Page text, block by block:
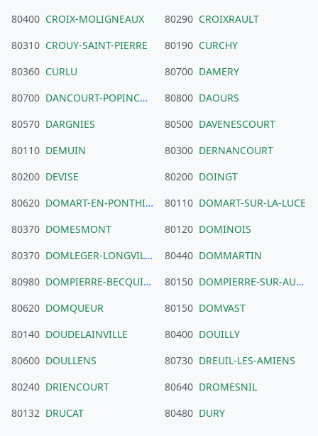
80400 CROIX-MOLIGNEAUX 80290 CROIXRAULT
80310 CROUY-SAINT-PIERRE 80190 CURCHY
80360 CURLU 80700 DAMERY
80700 DANCOURT-POPINCOURT 80800 DAOURS
80570 DARGNIES 80500 DAVENESCOURT
80110 DEMUIN 80300 DERNANCOURT
80200 DEVISE 80200 DOINGT
80620 DOMART-EN-PONTHIEU 80110 DOMART-SUR-LA-LUCE
80370 DOMESMONT 80120 DOMINOIS
80370 DOMLEGER-LONGVILLERS 80440 DOMMARTIN
80980 DOMPIERRE-BECQUINCOURT 80150 DOMPIERRE-SUR-AUTHIE
80620 DOMQUEUR 80150 DOMVAST
80140 DOUDELAINVILLE 80400 DOUILLY
80600 DOULLENS 80730 DREUIL-LES-AMIENS
80240 DRIENCOURT 80640 DROMESNIL
80132 DRUCAT 80480 DURY